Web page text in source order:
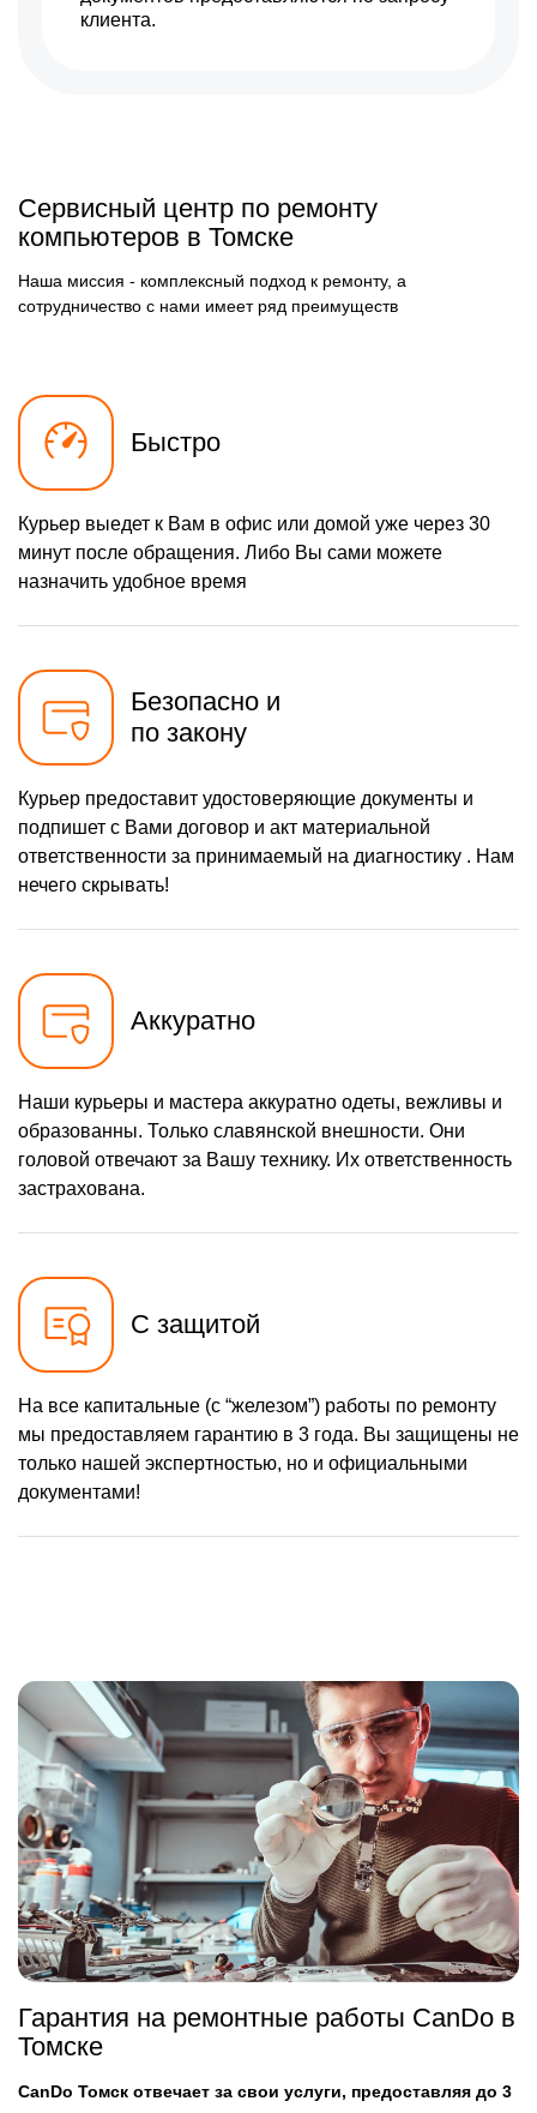
клиента.
Сервисный центр по ремонту
компьютеров в Томске
Наша миссия - комплексный подход к ремонту, а
сотрудничество с нами имеет ряд преимуществ
Быстро
Курьер выедет к Вам в офис или домой уже через 30
минут после обращения. Либо Вы сами можете
назначить удобное время
Безопасно и
по закону
Курьер предоставит удостоверяющие документы и
подпишет с Вами договор и акт материальной
ответственности за принимаемый на диагностику . Нам
нечего скрывать!
Аккуратно
Наши курьеры и мастера аккуратно одеты, вежливы и
образованны. Только славянской внешности. Они
головой отвечают за Вашу технику. Их ответственность
застрахована.
С защитой
На все капитальные (с “железом”) работы по ремонту
мы предоставляем гарантию в 3 года. Вы защищены не
только нашей экспертностью, но и официальными
документами!
Гарантия на ремонтные работы CanDo в
Томске
CanDo Томск отвечает за свои услуги, предоставляя до 3